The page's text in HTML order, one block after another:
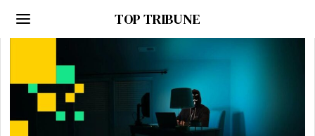
TOP TRIBUNE